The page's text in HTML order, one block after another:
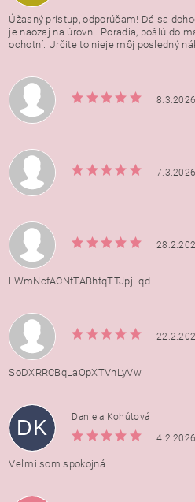
Úžasný prístup, odporúčam! Dá sa
je naozaj na úrovni. Poradia, pošlú do
ochotní. Určite to nieje môj posledný
| 8.3.2026
| 7.3.2026
|
LWmNcfACNtTABhtqTTJpjLqd
|
SoDXRRCBqLaOpXTVnLyVw
DK
Daniela Kohútová
|
4.2.2026
Veľmi som spokojná